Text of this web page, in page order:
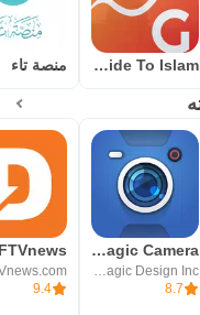
Guide To Islam منصة تاء
Blackmagic Camera
Blackmagic Design Inc.
8.7
9.4